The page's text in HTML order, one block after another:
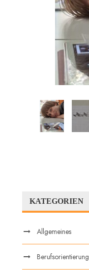
KATEGORIEN
Allgemeines
Berufsorientierung